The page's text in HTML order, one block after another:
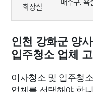
화장실
배수구, 욕
인천 강화군 양
입주청소 업체
이사청소 및 입주청
업체를 선택해야 합